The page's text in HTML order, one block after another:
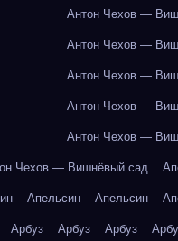
Антон Чехов —
Антон Чехов —
Антон Чехов —
Антон Чехов —
Антон Чехов —
Чехов — Вишнёвый сад
Апельсин Апельсин
Арбуз Арбуз Арбуз